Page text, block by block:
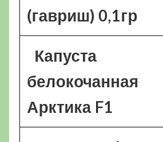
(гавриш) 0,1гр
Капуста
белокочанная
Арктика F1